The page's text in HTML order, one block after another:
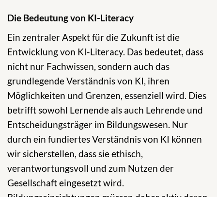
Die Bedeutung von KI-Literacy
Ein zentraler Aspekt für die Zukunft ist die
Entwicklung von KI-Literacy. Das bedeutet, dass
nicht nur Fachwissen, sondern auch das
grundlegende Verständnis von KI, ihren
Möglichkeiten und Grenzen, essenziell wird. Dies
betrifft sowohl Lernende als auch Lehrende und
Entscheidungsträger im Bildungswesen. Nur
durch ein fundiertes Verständnis von KI können
wir sicherstellen, dass sie ethisch,
verantwortungsvoll und zum Nutzen der
Gesellschaft eingesetzt wird.